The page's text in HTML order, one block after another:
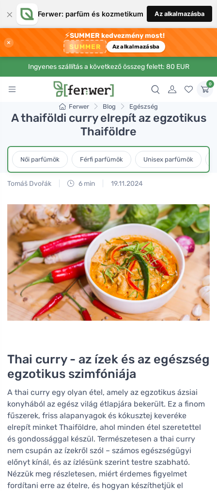
× Ferwer: parfüm és kozmetikum Az alkalmazásba
×
⚡SUMMER kedvezmény most!
SUMMER Az alkalmazásba
Ingyenes szállítás a következő összeg felett: 80 EUR
0
Ferwer Blog Egészség
A thaiföldi curry elrepít az egzotikus
Thaiföldre
Női parfümök Férfi parfümök Unisex parfümök
Tomáš Dvořák 6 min 19.11.2024
Thai curry - az ízek és az egészség
egzotikus szimfóniája
A thai curry egy olyan étel, amely az egzotikus ázsiai
konyhából az egész világ étlapjára bekerült. Ez a finom
fűszerek, friss alapanyagok és kókusztej keveréke
elrepít minket Thaiföldre, ahol minden étel szeretettel
és gondossággal készül. Természetesen a thai curry
nem csupán az ízekről szól – számos egészségügyi
előnyt kínál, és az ízlésünk szerint testre szabható.
Nézzük meg részletesen, miért érdemes figyelmet
fordítani erre az ételre, és hogyan készíthetjük el